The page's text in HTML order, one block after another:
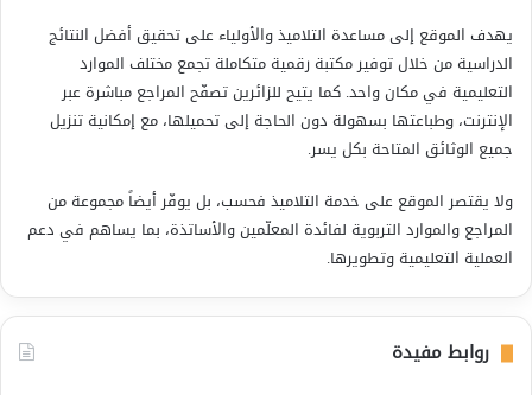
يهدف الموقع إلى مساعدة التلاميذ والأولياء على تحقيق أفضل النتائج
الدراسية من خلال توفير مكتبة رقمية متكاملة تجمع مختلف الموارد
التعليمية في مكان واحد. كما يتيح للزائرين تصفّح المراجع مباشرة عبر
الإنترنت، وطباعتها بسهولة دون الحاجة إلى تحميلها، مع إمكانية تنزيل
جميع الوثائق المتاحة بكل يسر.
ولا يقتصر الموقع على خدمة التلاميذ فحسب، بل يوفّر أيضاً مجموعة من
المراجع والموارد التربوية لفائدة المعلّمين والأساتذة، بما يساهم في دعم
العملية التعليمية وتطويرها.
روابط مفيدة